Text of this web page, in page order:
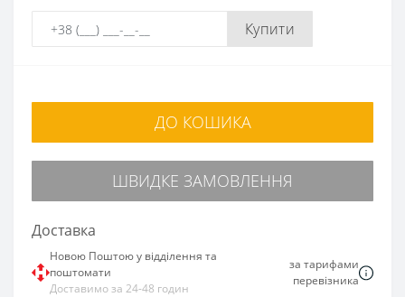
Купити
ДО КОШИКА
ШВИДКЕ ЗАМОВЛЕННЯ
Доставка
Новою Поштою у відділення та
поштомати
Доставимо за 24-48 годин
за тарифами
перевізника